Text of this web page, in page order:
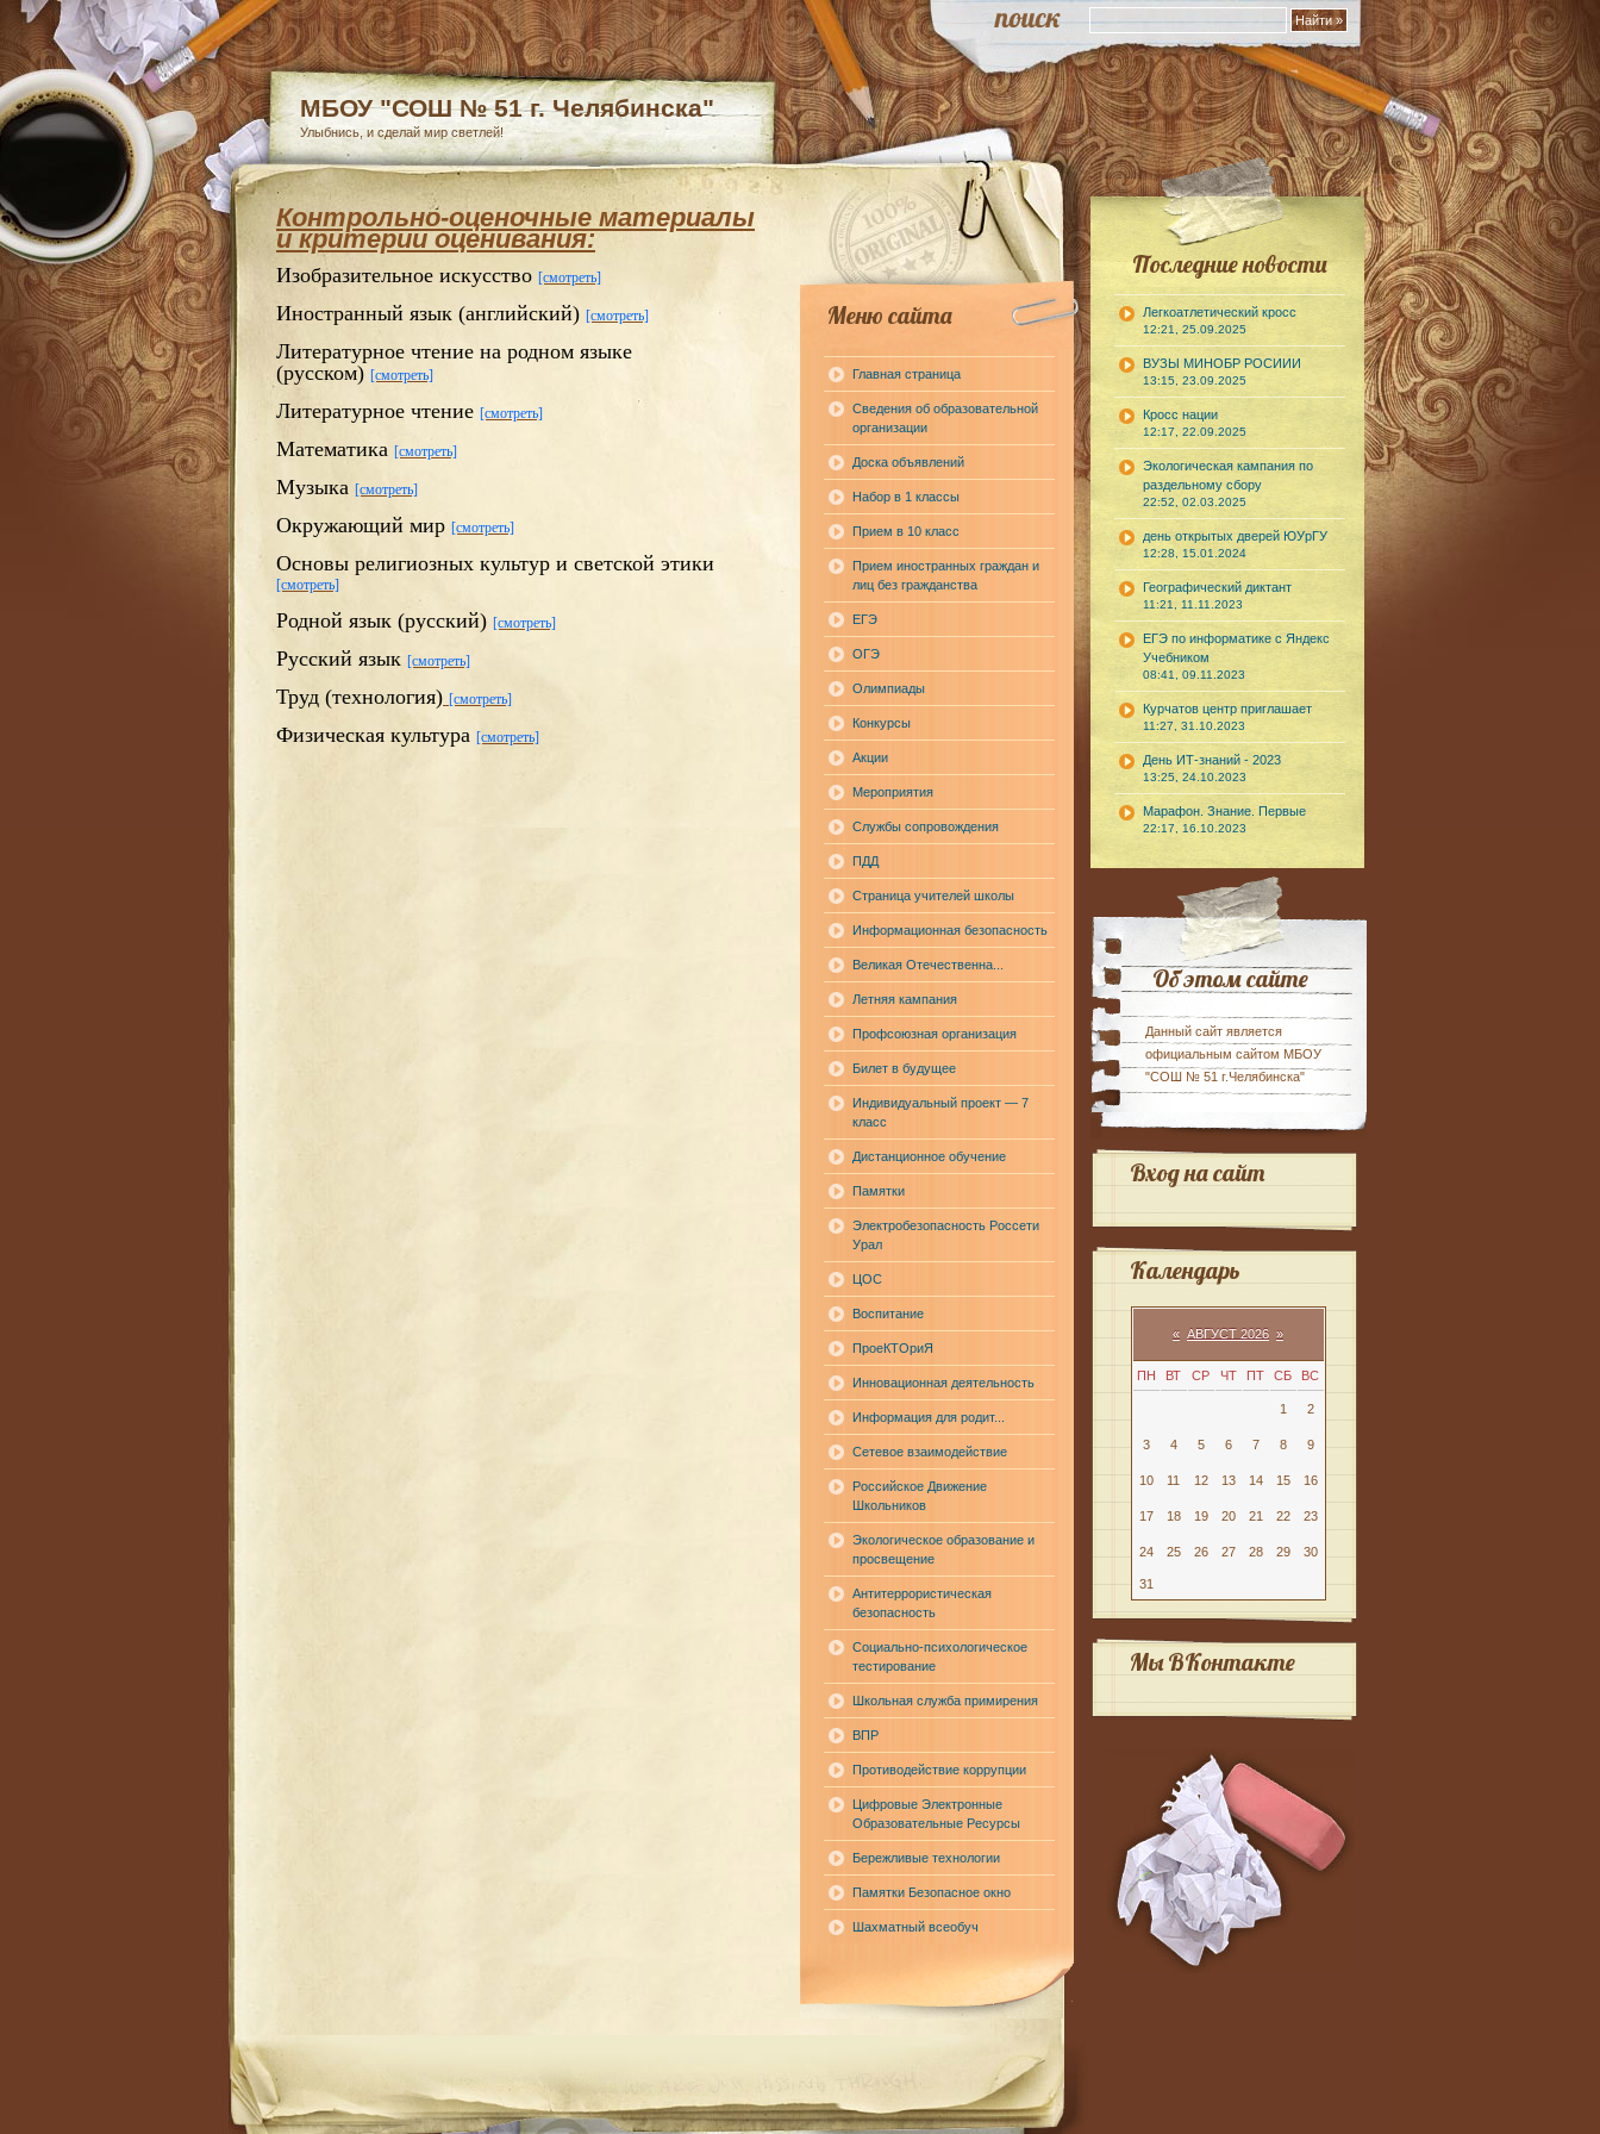
МБОУ "СОШ № 51 г. Челябинска"
Улыбнись, и сделай мир светлей!
Контрольно-оценочные материалы
и критерии оценивания:
Изобразительное искусство [смотреть]
Иностранный язык (английский) [смотреть]
Литературное чтение на родном языке
(русском) [смотреть]
Литературное чтение [смотреть]
Математика [смотреть]
Музыка [смотреть]
Окружающий мир [смотреть]
Основы религиозных культур и светской этики
[смотреть]
Родной язык (русский) [смотреть]
Русский язык [смотреть]
Труд (технология) [смотреть]
Физическая культура [смотреть]
Меню сайта
Главная страница
Сведения об образовательной
организации
Доска объявлений
Набор в 1 классы
Прием в 10 класс
Прием иностранных граждан и
лиц без гражданства
ЕГЭ
ОГЭ
Олимпиады
Конкурсы
Акции
Мероприятия
Службы сопровождения
ПДД
Страница учителей школы
Информационная безопасность
Великая Отечественна...
Летняя кампания
Профсоюзная организация
Билет в будущее
Индивидуальный проект — 7
класс
Дистанционное обучение
Памятки
Электробезопасность Россети
Урал
ЦОС
Воспитание
ПроеКТОриЯ
Инновационная деятельность
Информация для родит...
Сетевое взаимодействие
Российское Движение
Школьников
Экологическое образование и
просвещение
Антитеррористическая
безопасность
Социально-психологическое
тестирование
Школьная служба примирения
ВПР
Противодействие коррупции
Цифровые Электронные
Образовательные Ресурсы
Бережливые технологии
Памятки Безопасное окно
Шахматный всеобуч
Последние новости
Легкоатлетический кросс
12:21, 25.09.2025
ВУЗЫ МИНОБР РОСИИИ
13:15, 23.09.2025
Кросс нации
12:17, 22.09.2025
Экологическая кампания по
раздельному сбору
22:52, 02.03.2025
день открытых дверей ЮУрГУ
12:28, 15.01.2024
Географический диктант
11:21, 11.11.2023
ЕГЭ по информатике с Яндекс
Учебником
08:41, 09.11.2023
Курчатов центр приглашает
11:27, 31.10.2023
День ИТ-знаний - 2023
13:25, 24.10.2023
Марафон. Знание. Первые
22:17, 16.10.2023
Об этом сайте
Данный сайт является
официальным сайтом МБОУ
"СОШ № 51 г.Челябинска"
Вход на сайт
Календарь
« АВГУСТ 2026 »
ПН ВТ СР ЧТ ПТ СБ ВС
1 2
3 4 5 6 7 8 9
10 11 12 13 14 15 16
17 18 19 20 21 22 23
24 25 26 27 28 29 30
31
Мы ВКонтакте